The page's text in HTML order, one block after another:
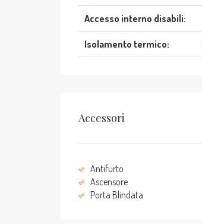
Accesso interno disabili:
Isolamento termico:
Accessori
Antifurto
Ascensore
Porta Blindata